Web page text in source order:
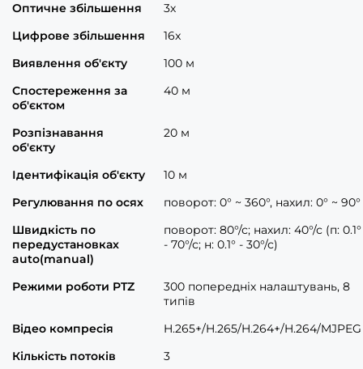
Оптичне збільшення
3х
Цифрове збільшення
16x
Виявлення об'єкту
100 м
Спостереження за
об'єктом
40 м
Розпізнавання
об'єкту
20 м
Ідентифікація об'єкту
10 м
Регулювання по осях
поворот: 0° ~ 360°, нахил: 0° ~ 90°
Швидкість по
передустановках
auto(manual)
поворот: 80°/с; нахил: 40°/с (п: 0.1°
- 70°/с; н: 0.1° - 30°/с)
Режими роботи PTZ
300 попередніх налаштувань, 8
типів
Відео компресія
H.265+/H.265/H.264+/H.264/MJPEG
Кількість потоків
3